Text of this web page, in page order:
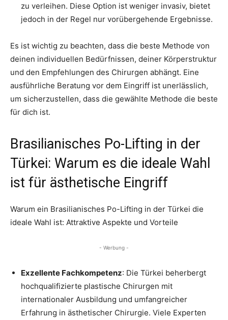
zu verleihen. Diese Option ist weniger invasiv, bietet
jedoch in der Regel nur vorübergehende Ergebnisse.
Es ist wichtig zu beachten, dass die beste Methode von
deinen individuellen Bedürfnissen, deiner Körperstruktur
und den Empfehlungen des Chirurgen abhängt. Eine
ausführliche Beratung vor dem Eingriff ist unerlässlich,
um sicherzustellen, dass die gewählte Methode die beste
für dich ist.
Brasilianisches Po-Lifting in der
Türkei: Warum es die ideale Wahl
ist für ästhetische Eingriff
Warum ein Brasilianisches Po-Lifting in der Türkei die
ideale Wahl ist: Attraktive Aspekte und Vorteile
- Werbung -
Exzellente Fachkompetenz: Die Türkei beherbergt
hochqualifizierte plastische Chirurgen mit
internationaler Ausbildung und umfangreicher
Erfahrung in ästhetischer Chirurgie. Viele Experten